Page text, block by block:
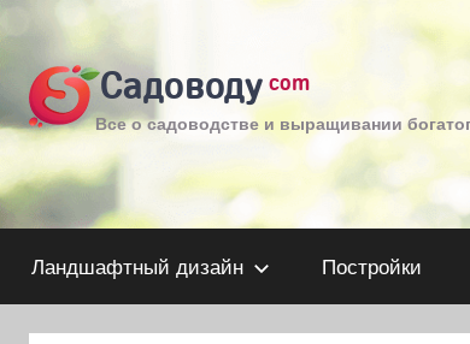
содержимомуСадоводу com
Все о садоводстве и выращивании
Ландшафтный дизайн Постройки